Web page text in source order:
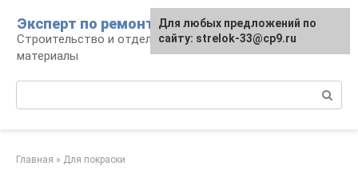
контенту
Эксперт по ремонту
Строительство и отделка: работы и
материалы
Главная » Для покраски
Для любых предложений по
сайту: strelok-33@cp9.ru
Для любых предложений по
сайту: strelok-33@cp9.ru